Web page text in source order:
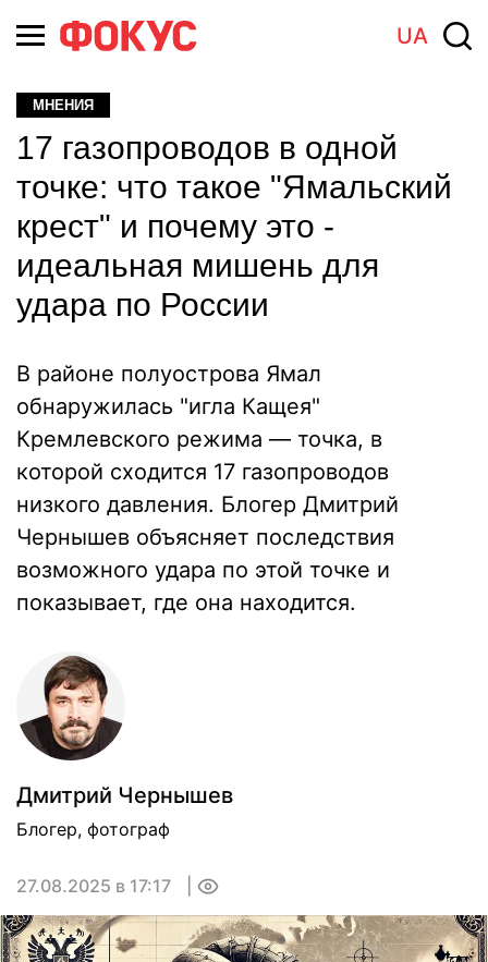
UA
МНЕНИЯ
17 газопроводов в одной
точке: что такое "Ямальский
крест" и почему это -
идеальная мишень для
удара по России
В районе полуострова Ямал
обнаружилась "игла Кащея"
Кремлевского режима — точка, в
которой сходится 17 газопроводов
низкого давления. Блогер Дмитрий
Чернышев объясняет последствия
возможного удара по этой точке и
показывает, где она находится.
Дмитрий Чернышев
Блогер, фотограф
27.08.2025 в 17:17